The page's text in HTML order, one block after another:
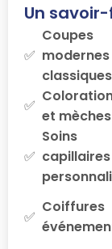
Un
Coupes
classiques
et mèches
Soins
capillaires
Coiffures